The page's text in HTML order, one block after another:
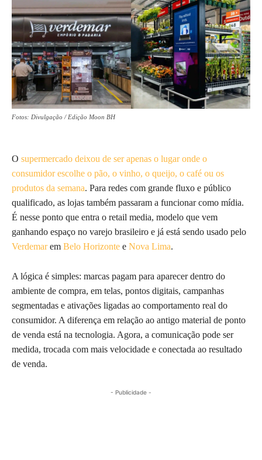
Fotos: Divulgação / Edição Moon BH
O supermercado deixou de ser apenas o lugar onde o
consumidor escolhe o pão, o vinho, o queijo, o café ou os
produtos da semana. Para redes com grande fluxo e público
qualificado, as lojas também passaram a funcionar como mídia.
É nesse ponto que entra o retail media, modelo que vem
ganhando espaço no varejo brasileiro e já está sendo usado pelo
Verdemarem Belo Horizonte e Nova Lima.
A lógica é simples: marcas pagam para aparecer dentro do
ambiente de compra, em telas, pontos digitais, campanhas
segmentadas e ativações ligadas ao comportamento real do
consumidor. A diferença em relação ao antigo material de ponto
de venda está na tecnologia. Agora, a comunicação pode ser
medida, trocada com mais velocidade e conectada ao resultado
de venda.
- Publicidade -